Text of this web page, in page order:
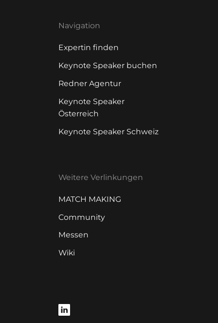
Navigation
Expertin finden
Keynote Speaker buchen
Redner Agentur
Keynote Speaker
Österreich
Keynote Speaker Schweiz
Weitere Verlinkungen
MATCH MAKING
Community
Messen
Wiki